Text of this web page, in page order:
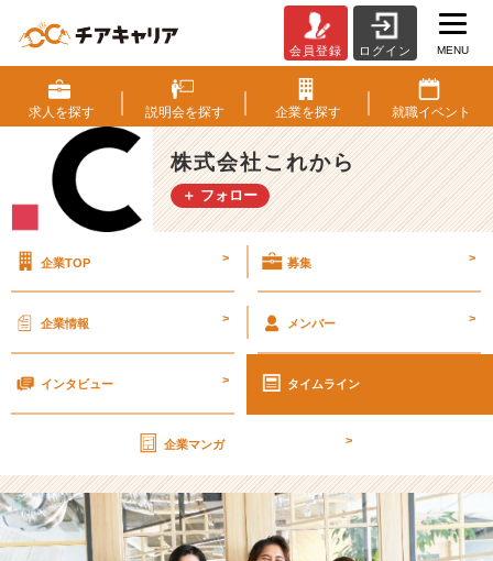
ー
ル
デ
ン
カ
ム
年
連
え
て
終
了
【株
会員登録 ログイン MENU
求人を探す 説明会を探す 企業を探す 就職イベント
株式会社これから
＋ フォロー
企業TOP > 募集 >
企業情報 > メンバー >
インタビュー > タイムライン
企業マンガ >